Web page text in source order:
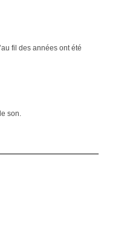
fil des années ont été
son.